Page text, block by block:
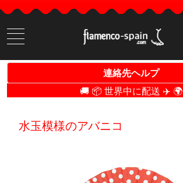
商
品
検
連絡先ヘルプ
🚚 📦 世界中に配送 ✈️ 🌍
水玉模様のアバニコ